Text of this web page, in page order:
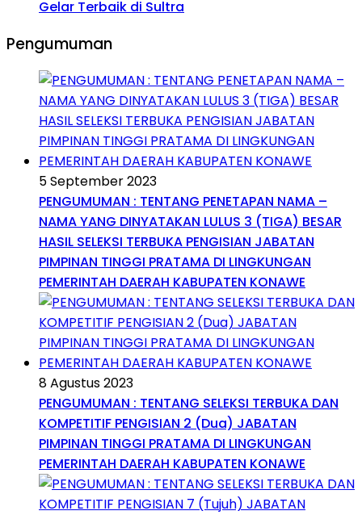
Gelar Terbaik di Sultra
Pengumuman
5 September 2023
PENGUMUMAN : TENTANG PENETAPAN NAMA –
NAMA YANG DINYATAKAN LULUS 3 (TIGA) BESAR
HASIL SELEKSI TERBUKA PENGISIAN JABATAN
PIMPINAN TINGGI PRATAMA DI LINGKUNGAN
PEMERINTAH DAERAH KABUPATEN KONAWE
8 Agustus 2023
PENGUMUMAN : TENTANG SELEKSI TERBUKA DAN
KOMPETITIF PENGISIAN 2 (Dua) JABATAN
PIMPINAN TINGGI PRATAMA DI LINGKUNGAN
PEMERINTAH DAERAH KABUPATEN KONAWE